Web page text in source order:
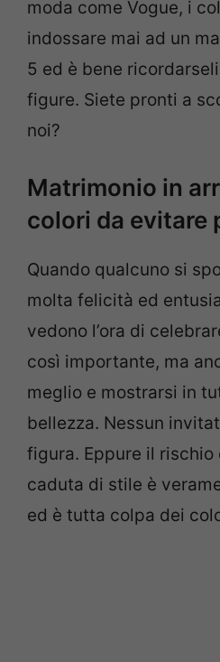
moda come Vogue, i
indossare mai ad un
5 ed è bene
figure. Siete pronti a
noi?
Matrimonio in
colori da evitare
Quando qualcuno si
molta felicità ed
vedono l’ora di
così importante, ma
meglio e mostrarsi in
bellezza. Nessun
figura. Eppure il rischio
caduta di stile è
ed è tutta colpa dei